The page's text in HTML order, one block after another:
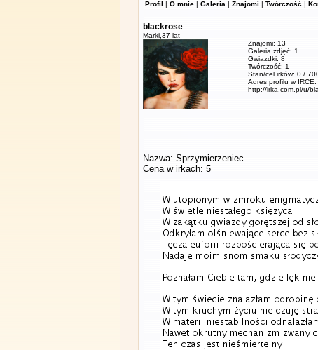
Profil | O mnie | Galeria | Znajomi | Twórczość |
blackrose
Marki, 37 lat
Znajomi: 13
Galeria zdjęć: 1
Gwiazdki: 8
Twórczość: 1
Stan/cel irków: 0 /
Adres profilu w IRCE:
http://irka.com.pl/u/
Nazwa: Sprzymierzeniec
Cena w irkach: 5